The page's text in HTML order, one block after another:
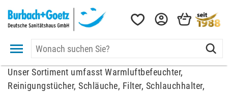
Unser Sortiment umfasst Warmluftbefeuchter,
Reinigungstücher, Schläuche, Filter, Schlauchhalter,